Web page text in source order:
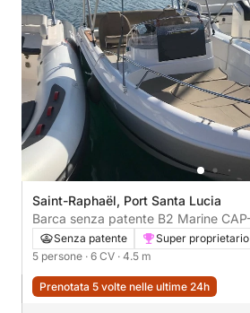
Saint-Raphaël, Port Santa Lucia
Barca senza patente B2 Marine CAP-FERRET 452
Open Sans Permis 6CV
Senza patente
Super proprietario
5 persone · 6 CV · 4.5 m
Prenotata 5 volte nelle ultime 24h